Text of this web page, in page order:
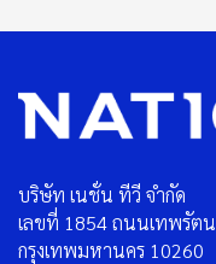
บริษัท เนชั่น ทีวี จำกัด
เลขที่ 1854 ถนนเทพรัต
กรุงเทพมหานคร 10260